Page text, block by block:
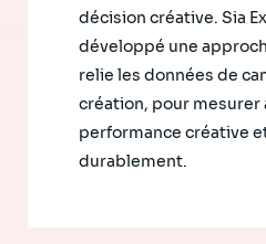
décision créative. Sia
développé une
relie les données de
création, pour mesurer
performance créative
durablement.